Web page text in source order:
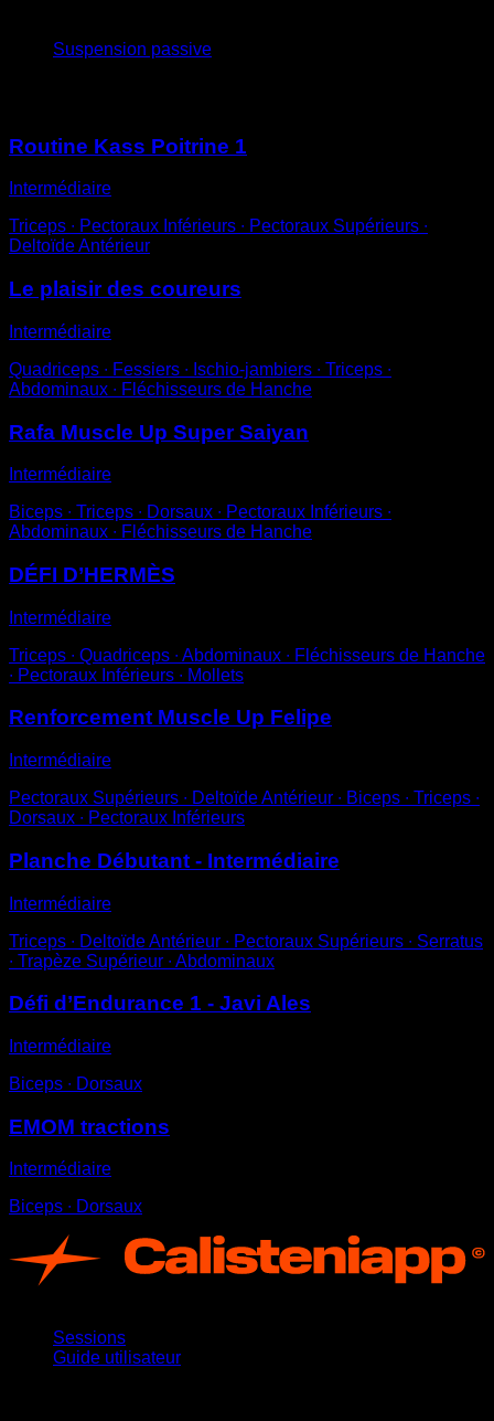
Suspension passive
Routine Kass Poitrine 1
Intermédiaire
Triceps ∙ Pectoraux Inférieurs ∙ Pectoraux Supérieurs ∙
Deltoïde Antérieur
Le plaisir des coureurs
Intermédiaire
Quadriceps ∙ Fessiers ∙ Ischio-jambiers ∙ Triceps ∙
Abdominaux ∙ Fléchisseurs de Hanche
Rafa Muscle Up Super Saiyan
Intermédiaire
Biceps ∙ Triceps ∙ Dorsaux ∙ Pectoraux Inférieurs ∙
Abdominaux ∙ Fléchisseurs de Hanche
DÉFI D’HERMÈS
Intermédiaire
Triceps ∙ Quadriceps ∙ Abdominaux ∙ Fléchisseurs de Hanche
∙ Pectoraux Inférieurs ∙ Mollets
Renforcement Muscle Up Felipe
Intermédiaire
Pectoraux Supérieurs ∙ Deltoïde Antérieur ∙ Biceps ∙ Triceps ∙
Dorsaux ∙ Pectoraux Inférieurs
Planche Débutant - Intermédiaire
Intermédiaire
Triceps ∙ Deltoïde Antérieur ∙ Pectoraux Supérieurs ∙ Serratus
∙ Trapèze Supérieur ∙ Abdominaux
Défi d’Endurance 1 - Javi Ales
Intermédiaire
Biceps ∙ Dorsaux
EMOM tractions
Intermédiaire
Biceps ∙ Dorsaux
Sessions
Guide utilisateur